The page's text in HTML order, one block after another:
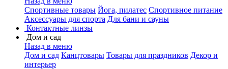
Спортивные товары Йога, пилатес Спортивное питание
Аксессуары для спорта Для бани и сауны
Контактные линзы
Дом и сад
Назад в меню
Дом и сад Канцтовары Товары для праздников Декор и
интерьер